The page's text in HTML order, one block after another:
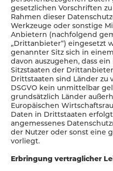
gesetzlichen Vorschriften
Rahmen dieser
Werkzeuge oder sonstige
Anbietern (nachfolgend
„Drittanbieter“) eingesetzt
genannter Sitz sich in
davon auszugehen, dass
Sitzstaaten der
Drittstaaten sind Länder zu
DSGVO kein unmittelbar
grundsätzlich Länder
Europäischen
Daten in Drittstaaten
angemessenes
der Nutzer oder sonst eine
vorliegt.
Erbringung vertraglicher